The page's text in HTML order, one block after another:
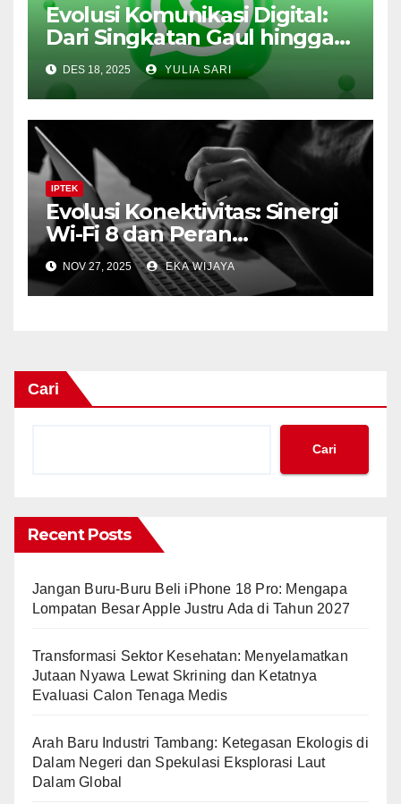
Evolusi Komunikasi Digital:
Dari Singkatan Gaul hingga
Revolusi Bisnis di WhatsApp
DES 18, 2025 YULIA SARI
IPTEK
Evolusi Konektivitas: Sinergi
Wi-Fi 8 dan Peran
Fundamental Topologi Mesh
dalam Jaringan Modern
NOV 27, 2025 EKA WIJAYA
Cari
Cari
Recent Posts
Jangan Buru-Buru Beli iPhone 18 Pro: Mengapa
Lompatan Besar Apple Justru Ada di Tahun 2027
Transformasi Sektor Kesehatan: Menyelamatkan
Jutaan Nyawa Lewat Skrining dan Ketatnya
Evaluasi Calon Tenaga Medis
Arah Baru Industri Tambang: Ketegasan Ekologis di
Dalam Negeri dan Spekulasi Eksplorasi Laut
Dalam Global